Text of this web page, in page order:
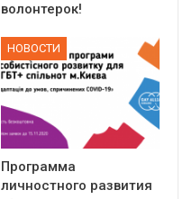
волонтерок!
НОВОСТИ
Программа
личностного развития